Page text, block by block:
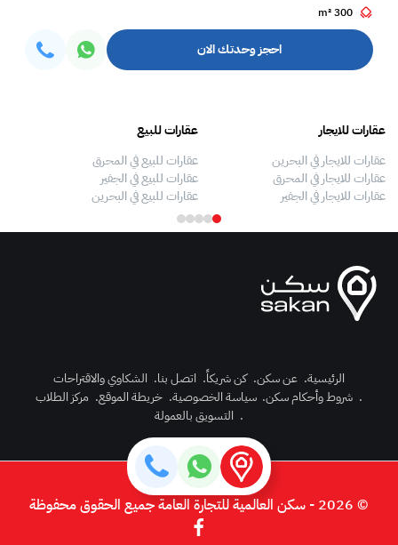
300 m²
احجز وحدتك الان
عقارات للايجار
عقارات للايجار في البحرين
عقارات للايجار في المحرق
عقارات للايجار في الجفير
عقارات للبيع
عقارات للبيع في المحرق
عقارات للبيع في الجفير
عقارات للبيع في البحرين
الرئيسية. عن سكن. كن شريكاً. اتصل بنا. الشكاوي والاقتراحات
. شروط وأحكام سكن. سياسة الخصوصية. خريطة الموقع. مركز الطلاب
. التسويق بالعمولة
© 2026 - سكن العالمية للتجارة العامة جميع الحقوق محفوظة